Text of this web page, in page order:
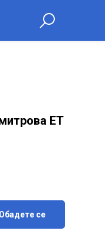
ЕТ
Обадете се